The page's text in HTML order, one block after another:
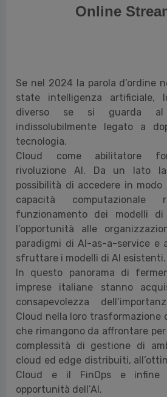
Online
Se nel 2024 la parola d’ordine
state intelligenza artificiale,
diverso se si guarda al
indissolubilmente legato a
tecnologia.
Cloud come abilitatore
rivoluzione AI. Da un lato
possibilità di accedere in modo
capacità
funzionamento dei modelli di
l’opportunità alle
paradigmi di AI-as-a-service e
sfruttare i modelli di AI esistenti.
In questo panorama di
imprese italiane stanno
consapevolezza
Cloud nella loro trasformazione
che rimangono da affrontare
complessità di gestione di
cloud ed edge distribuiti,
Cloud e il FinOps e infine
opportunità dell’AI.